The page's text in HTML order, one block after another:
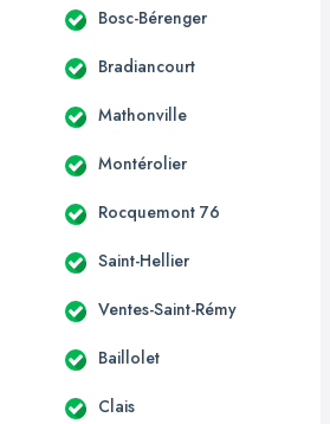
Bosc-Bérenger
Bradiancourt
Mathonville
Montérolier
Rocquemont 76
Saint-Hellier
Ventes-Saint-Rémy
Baillolet
Clais